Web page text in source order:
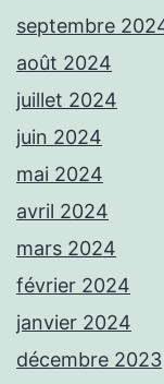
septembre
août 2024
juillet 2024
juin 2024
mai 2024
avril 2024
mars 2024
février 2024
janvier 2024
décembre 2023